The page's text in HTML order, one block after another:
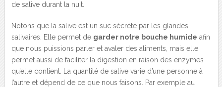
de salive durant la nuit.
Notons que la salive est un suc sécrété par les glandes
salivaires. Elle permet de garder notre bouche humide afin
que nous puissions parler et avaler des aliments, mais elle
permet aussi de faciliter la digestion en raison des enzymes
qu’elle contient. La quantité de salive varie d’une personne à
l’autre et dépend de ce que nous faisons. Par exemple au